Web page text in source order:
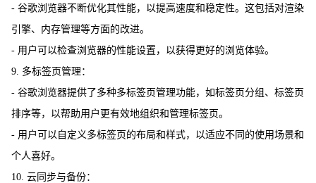
- 谷歌浏览器不断优化其性能，以提高速度和稳定性。这包括对渲染
引擎、内存管理等方面的改进。
- 用户可以检查浏览器的性能设置，以获得更好的浏览体验。
9. 多标签页管理：
- 谷歌浏览器提供了多种多标签页管理功能，如标签页分组、标签页
排序等，以帮助用户更有效地组织和管理标签页。
- 用户可以自定义多标签页的布局和样式，以适应不同的使用场景和
个人喜好。
10. 云同步与备份：